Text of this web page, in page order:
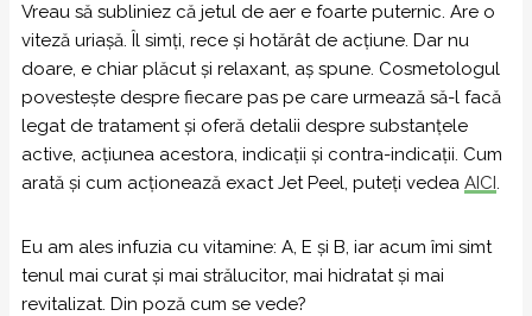
Vreau să subliniez că jetul de aer e foarte puternic. Are o
viteză uriașă. Îl simți, rece și hotărât de acțiune. Dar nu
doare, e chiar plăcut și relaxant, aș spune. Cosmetologul
povestește despre fiecare pas pe care urmează să-l facă
legat de tratament și oferă detalii despre substanțele
active, acțiunea acestora, indicații și contra-indicații. Cum
arată și cum acționează exact Jet Peel, puteți vedea AICI.
Eu am ales infuzia cu vitamine: A, E și B, iar acum îmi simt
tenul mai curat și mai strălucitor, mai hidratat și mai
revitalizat. Din poză cum se vede?